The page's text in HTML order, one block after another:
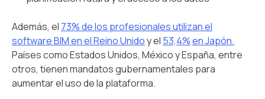
Además, el 73% de los profesionales utilizan el
software BIM en el Reino Unidoy el 53,4%en Japón.
Países como Estados Unidos, México y España, entre
otros, tienen mandatos gubernamentales para
aumentar el uso de la plataforma.